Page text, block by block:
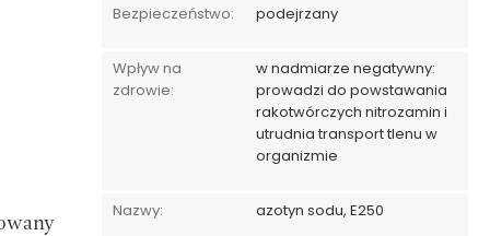
Bezpieczeństwo: podejrzany
Wpływ na
zdrowie:
w nadmiarze negatywny:
prowadzi do powstawania
rakotwórczych nitrozamin i
utrudnia transport tlenu w
organizmie
Nazwy: azotyn sodu, E250